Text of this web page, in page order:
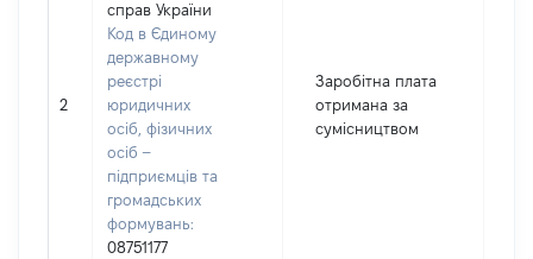
2
справ України
Код в Єдиному
державному
реєстрі
юридичних
осіб, фізичних
осіб –
підприємців та
громадських
формувань:
08751177
Заробітна плата
отримана за
сумісництвом